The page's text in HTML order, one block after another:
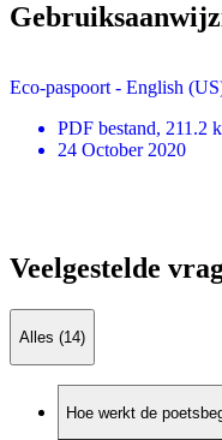
Eco-paspoort - English
PDF bestand, 211.2
24 October 2020
Veelgestelde
Alles (14)
Hoe werkt de